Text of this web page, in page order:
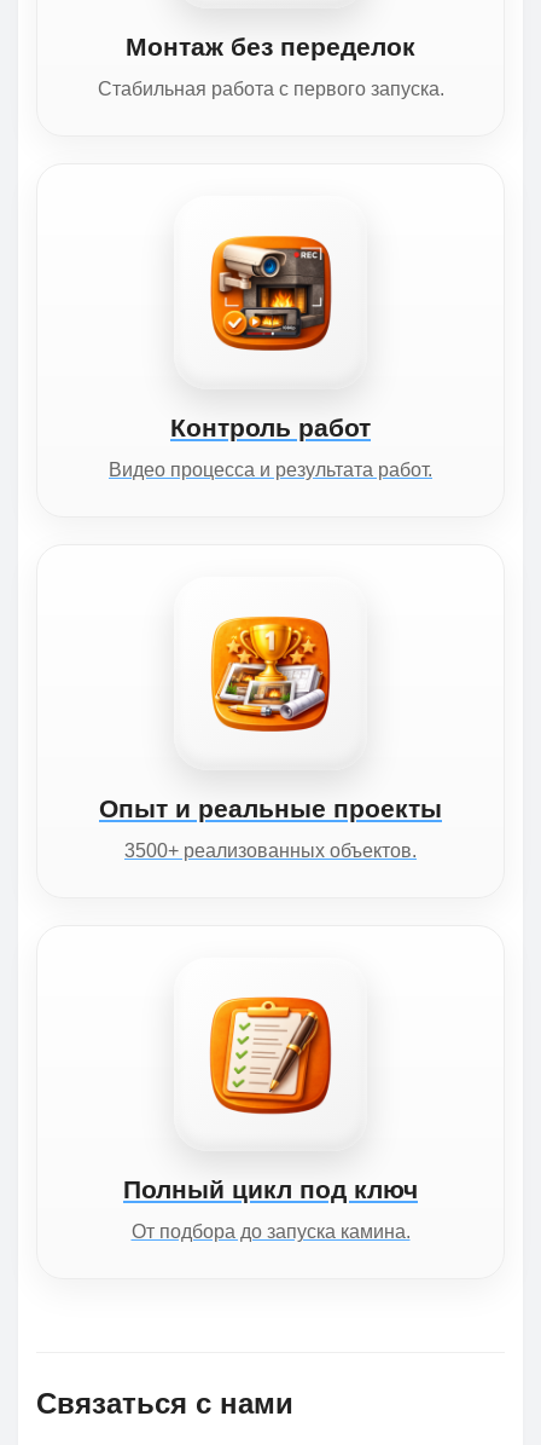
Монтаж без переделок
Стабильная работа с первого запуска.
Контроль работ
Видео процесса и результата работ.
Опыт и реальные проекты
3500+ реализованных объектов.
Полный цикл под ключ
От подбора до запуска камина.
Связаться с нами